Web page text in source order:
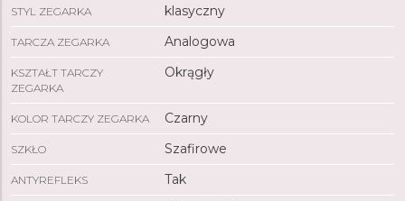
STYL ZEGARKA klasyczny
TARCZA ZEGARKA Analogowa
KSZTAŁT TARCZY
ZEGARKA
Okrągły
KOLOR TARCZY ZEGARKA Czarny
SZKŁO Szafirowe
ANTYREFLEKS Tak